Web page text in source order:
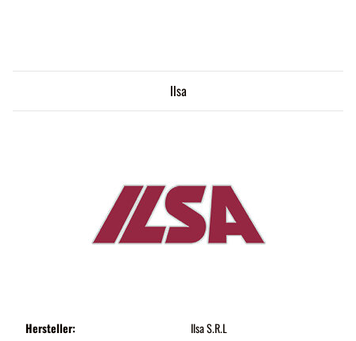
Ilsa
Hersteller:
Ilsa S.R.L